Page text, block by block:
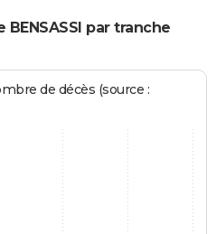
par tranche
de décès (source :